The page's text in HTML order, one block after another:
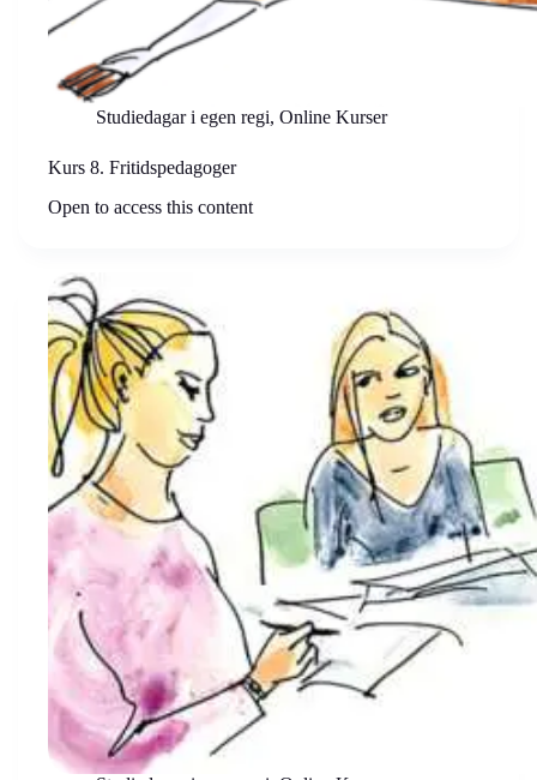
Studiedagar i egen regi, Online Kurser
Kurs 8. Fritidspedagoger
Open to access this content